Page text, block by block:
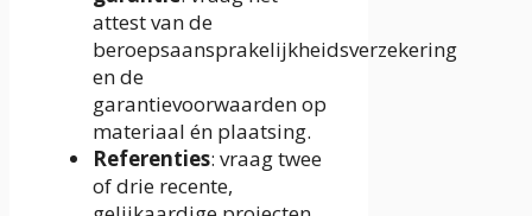
attest van de
beroepsaansprakelijkheidsverzekering
en de
garantievoorwaarden op
materiaal én plaatsing.
Referenties: vraag twee
of drie recente,